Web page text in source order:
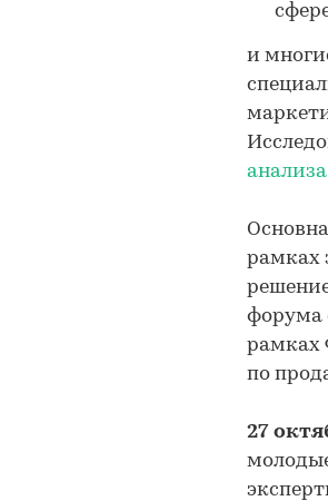
и
рамках
форума
рамках
по
27